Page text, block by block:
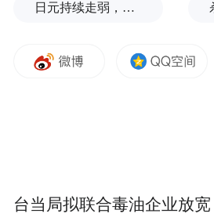
日元持续走弱，给我们什么样的机会？
台当局拟联合毒油企业放宽